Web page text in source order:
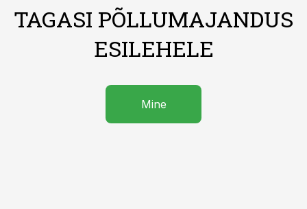
TAGASI PÕLLUMAJANDUS
ESILEHELE
Mine